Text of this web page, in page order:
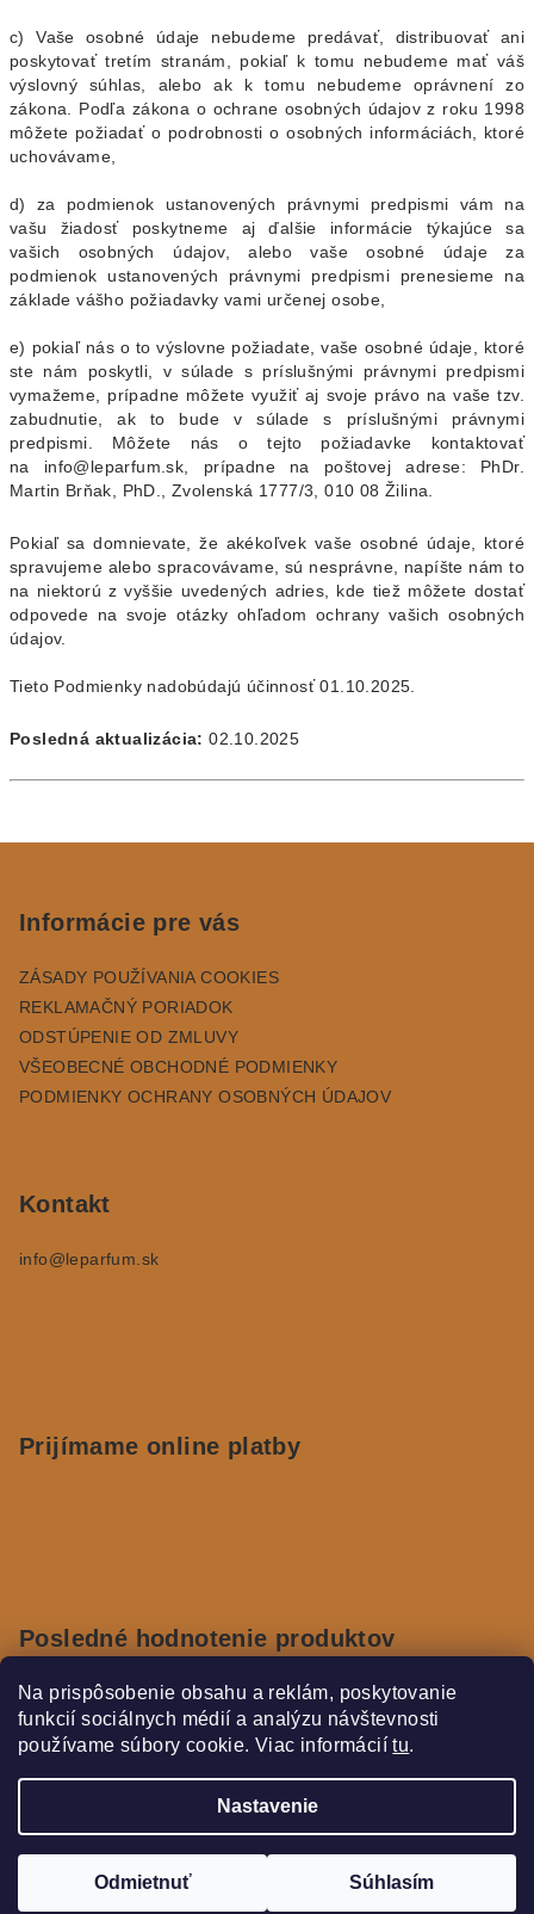
Na prispôsobenie obsahu a reklám, poskytovanie
funkcií sociálnych médií a analýzu návštevnosti
používame súbory cookie. Viac informáciítu.
Nastavenie
Odmietnuť Súhlasím
c) Vaše osobné údaje nebudeme predávať, distribuovať ani
poskytovať tretím stranám, pokiaľ k tomu nebudeme mať váš
výslovný súhlas, alebo ak k tomu nebudeme oprávnení zo
zákona. Podľa zákona o ochrane osobných údajov z roku 1998
môžete požiadať o podrobnosti o osobných informáciách, ktoré
uchovávame,
d) za podmienok ustanovených právnymi predpismi vám na
vašu žiadosť poskytneme aj ďalšie informácie týkajúce sa
vašich osobných údajov, alebo vaše osobné údaje za
podmienok ustanovených právnymi predpismi prenesieme na
základe vášho požiadavky vami určenej osobe,
e) pokiaľ nás o to výslovne požiadate, vaše osobné údaje, ktoré
ste nám poskytli, v súlade s príslušnými právnymi predpismi
vymažeme, prípadne môžete využiť aj svoje právo na vaše tzv.
zabudnutie, ak to bude v súlade s príslušnými právnymi
predpismi. Môžete nás o tejto požiadavke kontaktovať
na info@leparfum.sk, prípadne na poštovej adrese: PhDr.
Martin Brňak, PhD., Zvolenská 1777/3, 010 08 Žilina.
Pokiaľ sa domnievate, že akékoľvek vaše osobné údaje, ktoré
spravujeme alebo spracovávame, sú nesprávne, napíšte nám to
na niektorú z vyššie uvedených adries, kde tiež môžete dostať
odpovede na svoje otázky ohľadom ochrany vašich osobných
údajov.
Tieto Podmienky nadobúdajú účinnosť 01.10.2025.
Posledná aktualizácia:02.10.2025
Informácie pre vás
ZÁSADY POUŽÍVANIA COOKIES
REKLAMAČNÝ PORIADOK
ODSTÚPENIE OD ZMLUVY
VŠEOBECNÉ OBCHODNÉ PODMIENKY
PODMIENKY OCHRANY OSOBNÝCH ÚDAJOV
Kontakt
info@leparfum.sk
Prijímame online platby
Posledné hodnotenie produktov
SO MARSHMALLOW
Hodnotenie produktu je 4 z 5 hviezdičiek.
|
SO PISTACHIO
Hodnotenie produktu je 2 z 5 hviezdičiek.
|
Upraviť nastavenie cookies